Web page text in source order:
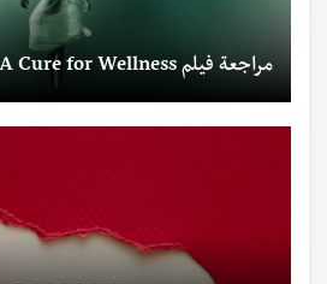
مراجعة فيلم A Cure for Wellness